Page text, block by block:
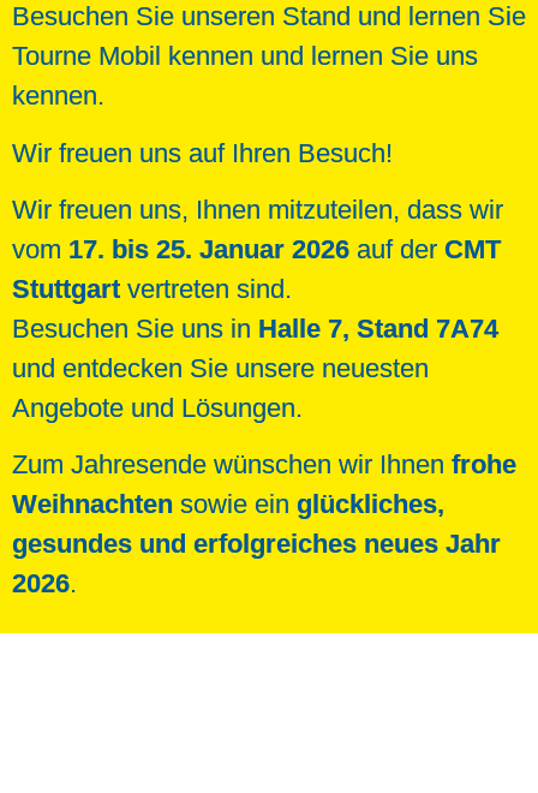
Besuchen Sie unseren Stand und lernen Sie
Tourne Mobil kennen und lernen Sie uns
kennen.
Wir freuen uns auf Ihren Besuch!
Wir freuen uns, Ihnen mitzuteilen, dass wir
vom 17. bis 25. Januar 2026 auf der CMT
Stuttgart vertreten sind.
Besuchen Sie uns in Halle 7, Stand 7A74
und entdecken Sie unsere neuesten
Angebote und Lösungen.
Zum Jahresende wünschen wir Ihnen frohe
Weihnachten sowie ein glückliches,
gesundes und erfolgreiches neues Jahr
2026.